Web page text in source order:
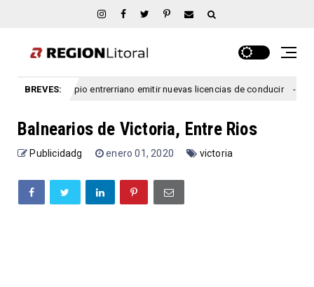
BREVES:
municipio entrerriano emitir nuevas licencias de conducir argentina
Balnearios de Victoria, Entre Rios
Publicidadg enero 01, 2020 victoria